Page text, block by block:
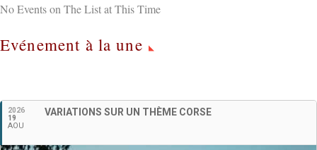
Français
No Events on The List at This Time
Evénement à la une
2026
19
AOU
VARIATIONS SUR UN THÈME CORSE